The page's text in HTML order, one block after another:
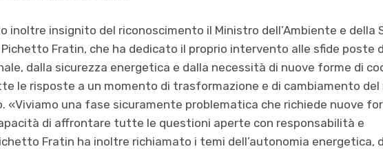
inoltre insignito del riconoscimento il Ministro dell’Ambiente e della
Fratin, che ha dedicato il proprio intervento alle sfide poste
dalla sicurezza energetica e dalla necessità di nuove forme di
le risposte a un momento di trasformazione e di cambiamento del
«Viviamo una fase sicuramente problematica che richiede nuove
di affrontare tutte le questioni aperte con responsabilità e
Fratin ha inoltre richiamato i temi dell’autonomia energetica,